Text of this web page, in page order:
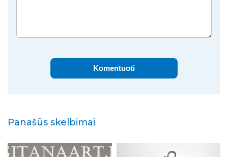
Komentuoti
Panašūs skelbimai